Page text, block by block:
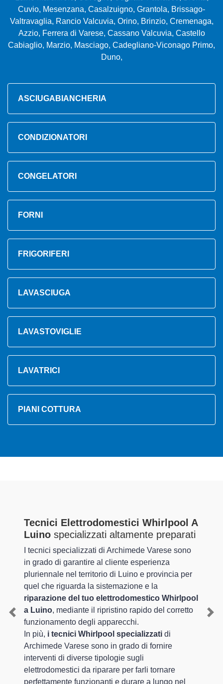
Cuvio, Mesenzana, Casalzuigno, Grantola, Brissago-
Valtravaglia, Rancio Valcuvia, Orino, Brinzio, Cremenaga,
Azzio, Ferrera di Varese, Cassano Valcuvia, Castello
Cabiaglio, Marzio, Masciago, Cadegliano-Viconago Primo,
Duno,
ASCIUGABIANCHERIA
CONDIZIONATORI
CONGELATORI
FORNI
FRIGORIFERI
LAVASCIUGA
LAVASTOVIGLIE
LAVATRICI
PIANI COTTURA
Tecnici Elettrodomestici Whirlpool A
Luino specializzati altamente preparati
I tecnici specializzati di Archimede Varese sono
in grado di garantire al cliente esperienza
pluriennale nel territorio di Luino e provincia per
quel che riguarda la sistemazione e la
riparazione del tuo elettrodomestico Whirlpool
a Luino, mediante il ripristino rapido del corretto
funzionamento degli apparecchi.
In più, i tecnici Whirlpool specializzati di
Archimede Varese sono in grado di fornire
interventi di diverse tipologie sugli
elettrodomestici da riparare per farli tornare
perfettamente funzionanti e durare a lungo nel
Previous